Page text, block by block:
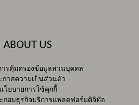
ABOUT US
รคุ้มครองข้อมูลส่วนบุคคล
กาศความเป็นส่วนตัว
โยบายการใช้คุกกี้
กอบธุรกิจบริการแพลตฟอร์มดิจิทัล